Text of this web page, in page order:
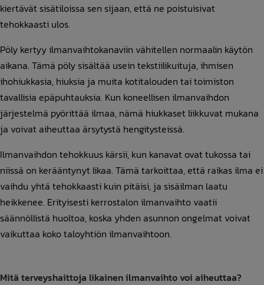
kiertävät sisätiloissa sen sijaan, että ne poistuisivat
tehokkaasti ulos.
Pöly kertyy ilmanvaihtokanaviin vähitellen normaalin käytön
aikana. Tämä pöly sisältää usein tekstiilikuituja, ihmisen
ihohiukkasia, hiuksia ja muita kotitalouden tai toimiston
tavallisia epäpuhtauksia. Kun koneellisen ilmanvaihdon
järjestelmä pyörittää ilmaa, nämä hiukkaset liikkuvat mukana
ja voivat aiheuttaa ärsytystä hengitysteissä.
Ilmanvaihdon tehokkuus kärsii, kun kanavat ovat tukossa tai
niissä on kerääntynyt likaa. Tämä tarkoittaa, että raikas ilma ei
vaihdu yhtä tehokkaasti kuin pitäisi, ja sisäilman laatu
heikkenee. Erityisesti kerrostalon ilmanvaihto vaatii
säännöllistä huoltoa, koska yhden asunnon ongelmat voivat
vaikuttaa koko taloyhtiön ilmanvaihtoon.
Mitä terveyshaittoja likainen ilmanvaihto voi aiheuttaa?